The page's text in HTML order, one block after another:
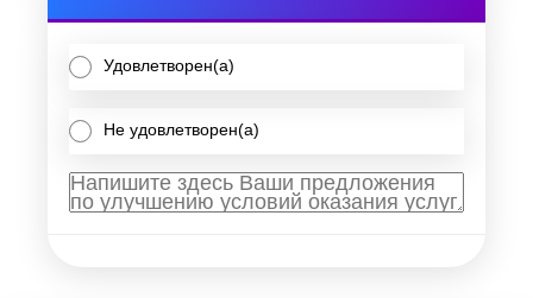
Удовлетворен(а)
Не удовлетворен(а)